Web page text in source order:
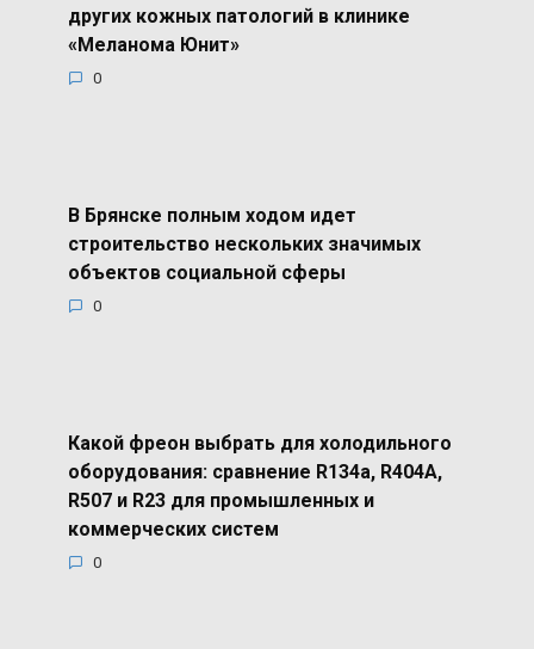
других кожных патологий в клинике
«Меланома Юнит»
0
В Брянске полным ходом идет
строительство нескольких значимых
объектов социальной сферы
0
Какой фреон выбрать для холодильного
оборудования: сравнение R134a, R404A,
R507 и R23 для промышленных и
коммерческих систем
0